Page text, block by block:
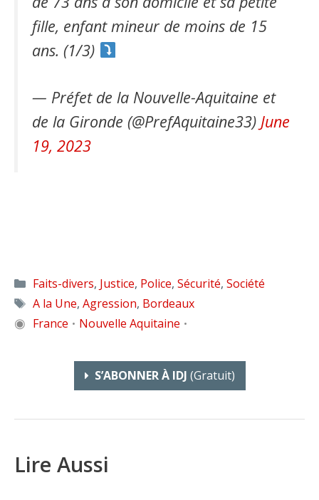
fille, enfant mineur de moins de 15
ans. (1/3)
— Préfet de la Nouvelle-Aquitaine et
de la Gironde (@PrefAquitaine33) June
19, 2023
Catégories
Faits-divers, Justice, Police, Sécurité, Société
Étiquettes
A la Une, Agression, Bordeaux
◉ France • Nouvelle Aquitaine •
S’ABONNER À IDJ (gratuit)
Lire Aussi